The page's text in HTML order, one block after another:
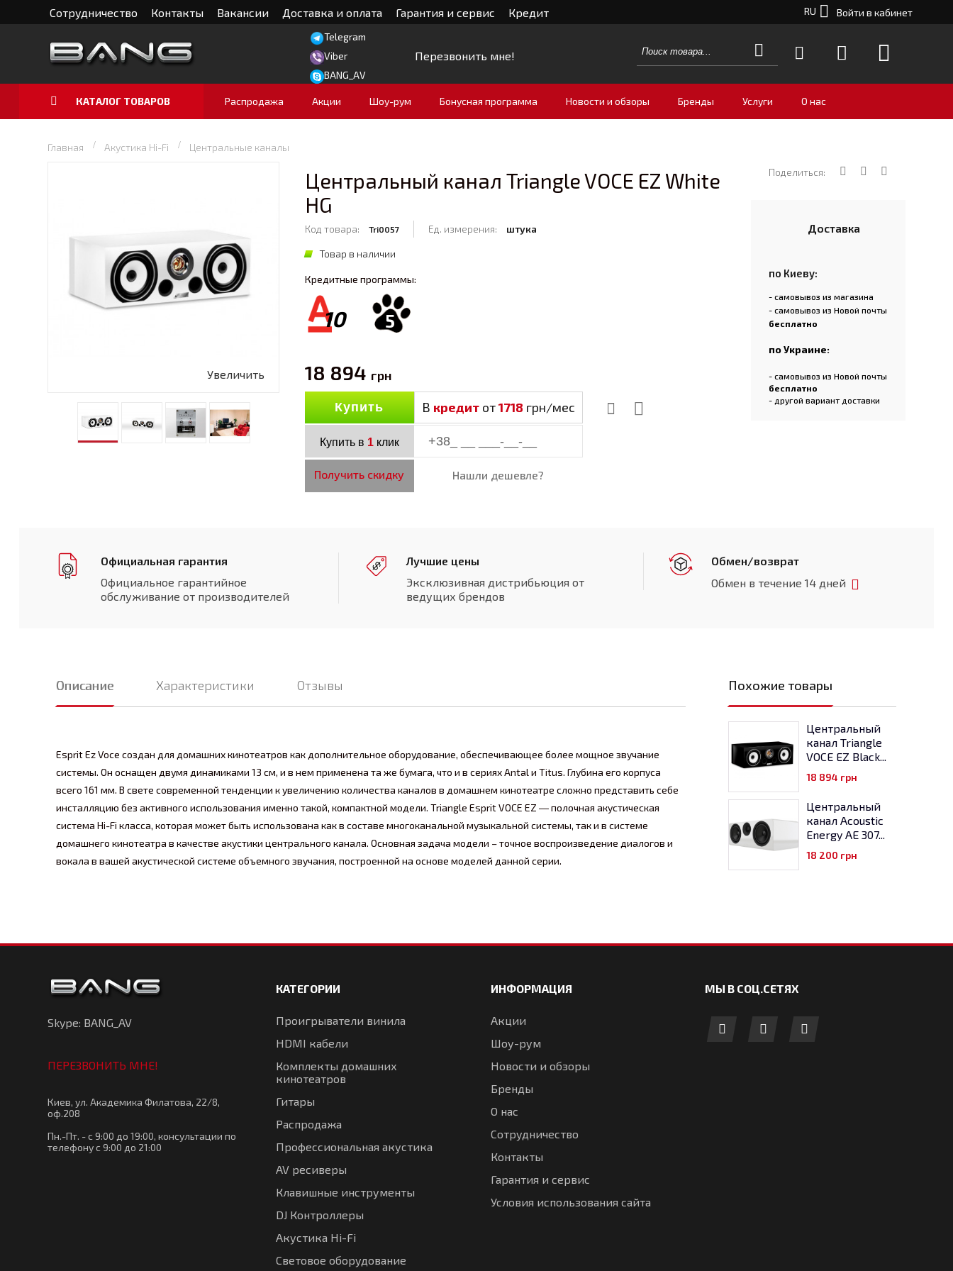
Сотрудничество Контакты Вакансии Доставка и оплата Гарантия и сервис Кредит Войти в кабинет
RU
Telegram
Viber
BANG_AV
Перезвонить мне!
КАТАЛОГ ТОВАРОВ Распродажа Акции Шоу-рум Бонусная программа Новости и обзоры Бренды Услуги О нас
Главная Акустика Hi-Fi Центральные каналы
Увеличить
Центральный канал Triangle VOCE EZ White
HG
Код товара: Tri0057 Ед. измерения: штука
Товар в наличии
Кредитные программы:
10 5
18 894 грн
Купить В кредитот1718 грн/мес
Купить в 1клик
Нашли дешевле?
Получить скидку
Поделиться:
Доставка
по Киеву:
- самовывоз из магазина
- самовывоз из Новой почты
бесплатно
по Украине:
- самовывоз из Новой почты
бесплатно
- другой вариант доставки
Официальная гарантия
Официальное гарантийное
обслуживание от производителей
Лучшие цены
Эксклюзивная дистрибьюция от
ведущих брендов
Обмен/возврат
Обмен в течение 14 дней
Описание Характеристики Отзывы
Esprit Ez Voce создан для домашних кинотеатров как дополнительное оборудование, обеспечивающее более мощное звучание
системы. Он оснащен двумя динамиками 13 см, и в нем применена та же бумага, что и в сериях Antal и Titus. Глубина его корпуса
всего 161 мм. В свете современной тенденции к увеличению количества каналов в домашнем кинотеатре сложно представить себе
инсталляцию без активного использования именно такой, компактной модели. Triangle Esprit VOCE EZ ― полочная акустическая
система Hi-Fi класса, которая может быть использована как в составе многоканальной музыкальной системы, так и в системе
домашнего кинотеатра в качестве акустики центрального канала. Основная задача модели – точное воспроизведение диалогов и
вокала в вашей акустической системе объемного звучания, построенной на основе моделей данной серии.
Похожие товары
Центральный
канал Triangle
VOCE EZ Black...
18 894 грн
Центральный
канал Acoustic
Energy AE 307...
18 200 грн
Skype: BANG_AV
ПЕРЕЗВОНИТЬ МНЕ!
Киев, ул. Академика Филатова, 22/8,
оф.208
Пн.-Пт. - с 9:00 до 19:00, консультации по
телефону с 9:00 до 21:00
КАТЕГОРИИ
Проигрыватели винила
HDMI кабели
Комплекты домашних
кинотеатров
Гитары
Распродажа
Профессиональная акустика
AV ресиверы
Клавишные инструменты
DJ Контроллеры
Акустика Hi-Fi
Световое оборудование
ИНФОРМАЦИЯ
Акции
Шоу-рум
Новости и обзоры
Бренды
О нас
Сотрудничество
Контакты
Гарантия и сервис
Условия использования сайта
МЫ В СОЦ.СЕТЯХ